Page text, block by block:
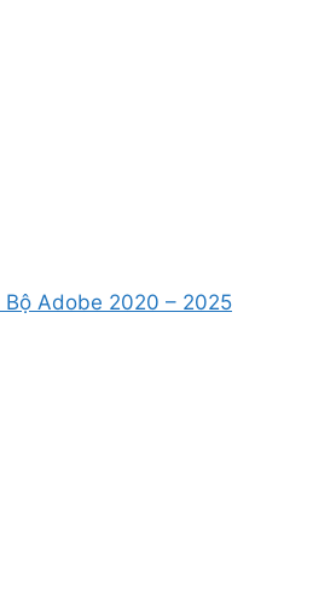
Adobe 2020 – 2025